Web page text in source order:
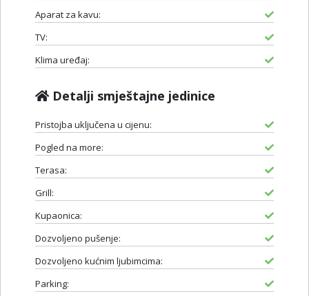
Aparat za kavu:
TV:
Klima uređaj:
Detalji smještajne jedinice
Pristojba uključena u cijenu:
Pogled na more:
Terasa:
Grill:
Kupaonica:
Dozvoljeno pušenje:
Dozvoljeno kućnim ljubimcima:
Parking: